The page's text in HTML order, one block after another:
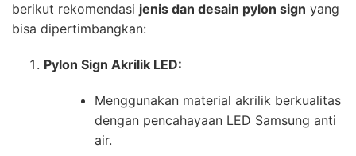
berikut rekomendasi jenis dan desain pylon sign yang
bisa dipertimbangkan:
Pylon Sign Akrilik LED:
Menggunakan material akrilik berkualitas
dengan pencahayaan LED Samsung anti
air.